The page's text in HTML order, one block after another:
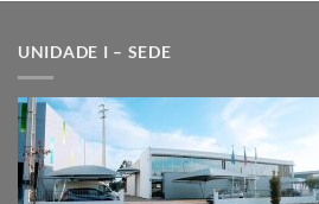
UNIDADE I – SEDE